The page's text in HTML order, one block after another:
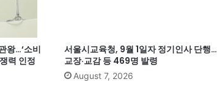
왕…‘소비
력 인정
서울시교육청, 9월 1일자 정기인사 단행…
교장·교감 등 469명 발령
August 7, 2026